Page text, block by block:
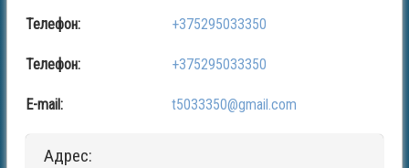
Телефон: +375295033350
Телефон: +375295033350
E-mail: t5033350@gmail.com
Адрес: